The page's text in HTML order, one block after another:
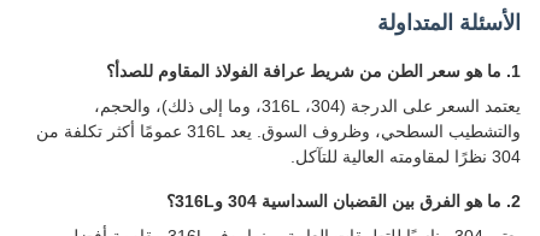
المتداولة
يعتمد السعر على الدرجة (304، 316L، وما إلى ذلك)، والحجم،
والتشطيب السطحي، وظروف السوق. يعد 316L عمومًا أكثر تكلفة من